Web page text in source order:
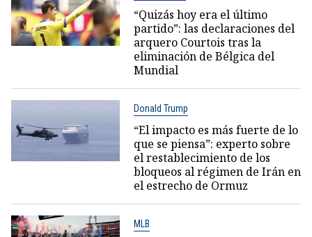
“Quizás hoy era el último
partido”: las declaraciones del
arquero Courtois tras la
eliminación de Bélgica del
Mundial
Donald Trump
“El impacto es más fuerte de lo
que se piensa”: experto sobre
el restablecimiento de los
bloqueos al régimen de Irán en
el estrecho de Ormuz
MLB